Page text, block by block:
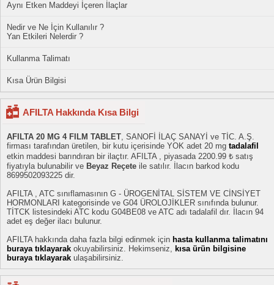
Aynı Etken Maddeyi İçeren İlaçlar
Nedir ve Ne İçin Kullanılır ?
Yan Etkileri Nelerdir ?
Kullanma Talimatı
Kısa Ürün Bilgisi
AFILTA Hakkında Kısa Bilgi
AFILTA 20 MG 4 FILM TABLET, SANOFİ İLAÇ SANAYİ ve TİC. A.Ş.
firması tarafından üretilen, bir kutu içerisinde YOK adet 20 mg tadalafil
etkin maddesi barındıran bir ilaçtır. AFILTA , piyasada 2200.99 ₺ satış
fiyatıyla bulunabilir ve Beyaz Reçete ile satılır. İlacın barkod kodu
8699502093225 dir.
AFILTA , ATC sınıflamasının G - ÜROGENİTAL SİSTEM VE CİNSİYET
HORMONLARI kategorisinde ve G04 ÜROLOJİKLER sınıfında bulunur.
TİTCK listesindeki ATC kodu G04BE08 ve ATC adı tadalafil dır. İlacın 94
adet eş değer ilacı bulunur.
AFILTA hakkında daha fazla bilgi edinmek için hasta kullanma talimatını
buraya tıklayarak okuyabilirsiniz. Hekimseniz, kısa ürün bilgisine
buraya tıklayarak ulaşabilirsiniz.